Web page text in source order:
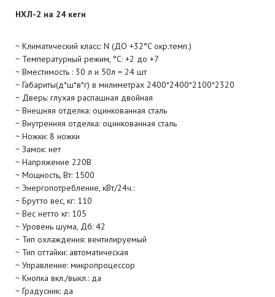
НХЛ-2 на 24 кеги
~ Климатический класс: N (ДО +32°C окр.темп.)
~ Температурный режим, °C: +2 до +7
~ Вместимость : 30 л и 50л = 24 шт
~ Габариты(д*ш*в*г) в милиметрах 2400*2400*2100*2320
~ Дверь: глухая распашная двойная
~ Внешняя отделка: оцинкованная сталь
~ Внутренняя отделка: оцинкованная сталь
~ Ножки: 8 ножки
~ Замок: нет
~ Напряжение 220В
~ Мощность, Вт: 1500
~ Энергопотребление, кВт/24ч.:
~ Брутто вес, кг: 110
~ Вес нетто кг: 105
~ Уровень шума, Дб: 42
~ Тип охлаждения: вентилируемый
~ Тип оттайки: автоматическая
~ Управление: микропроцессор
~ Кнопка вкл./выкл.: да
~ Градусник: да